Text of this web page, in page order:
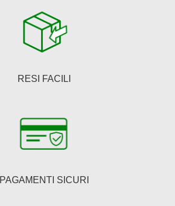
RESI FACILI
PAGAMENTI SICURI